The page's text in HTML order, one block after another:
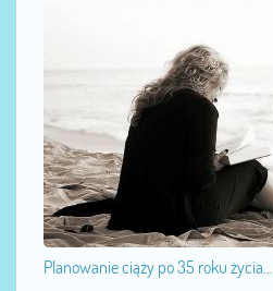
Planowanie ciąży po 35 roku życia...